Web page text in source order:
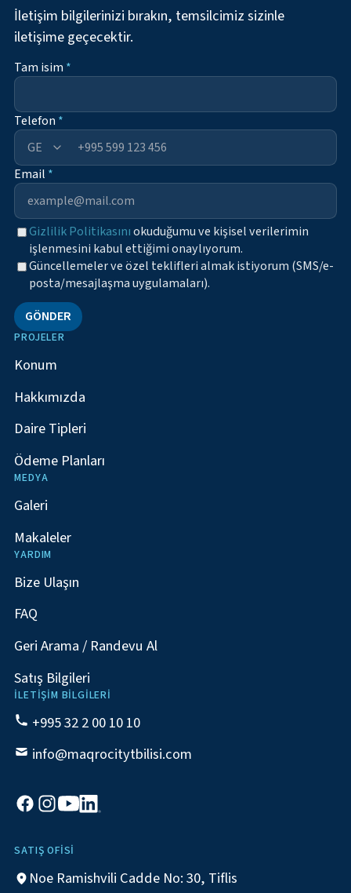
İletişim bilgilerinizi bırakın, temsilcimiz sizinle
iletişime geçecektir.
Tam isim *
Telefon *
+995
Email *
Gizlilik Politikasınıokuduğumu ve kişisel verilerimin
işlenmesini kabul ettiğimi onaylıyorum.
Güncellemeler ve özel teklifleri almak istiyorum (SMS/e-
posta/mesajlaşma uygulamaları).
GÖNDER
PROJELER
Konum
Hakkımızda
Daire Tipleri
Ödeme Planları
MEDYA
Galeri
Makaleler
YARDIM
Bize Ulaşın
FAQ
Geri Arama / Randevu Al
Satış Bilgileri
İLETIŞIM BILGILERI
+995 32 2 00 10 10
info@maqrocitytbilisi.com
SATIŞ OFISI
Noe Ramishvili Cadde No: 30, Tiflis